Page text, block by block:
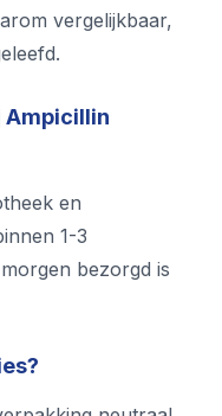
vergelijkbaar,
Ampicillin
en
1-3
bezorgd is